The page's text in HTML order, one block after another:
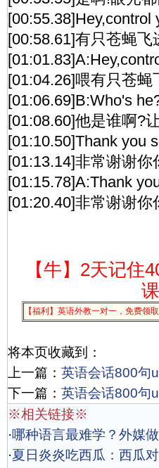
[00:58.61]有只苍蝇
[01:04.26]喂有只苍
[01:06.69]B:Who's
[01:08.60]他是谁啊?
[01:10.50]Thank you
[01:13.14]非常谢谢
[01:15.78]A:Thank
[01:20.40]非常谢谢
【牛】2天记住
【福利】英语外教一对一，免费领
将本页收藏到：
上一篇： 英语会话800句
下一篇： 英语会话800句
※相关链接※
·哪种语言最难学？外媒
·夏日炎炎吃西瓜：西瓜